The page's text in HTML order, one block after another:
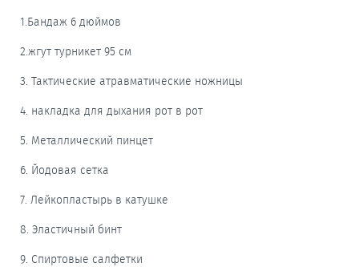
1.Бандаж 6 дюймов
2.жгут турникет 95 см
3. Тактические атравматические ножницы
4. накладка для дыхания рот в рот
5. Металлический пинцет
6. Йодовая сетка
7. Лейкопластырь в катушке
8. Эластичный бинт
9. Спиртовые салфетки